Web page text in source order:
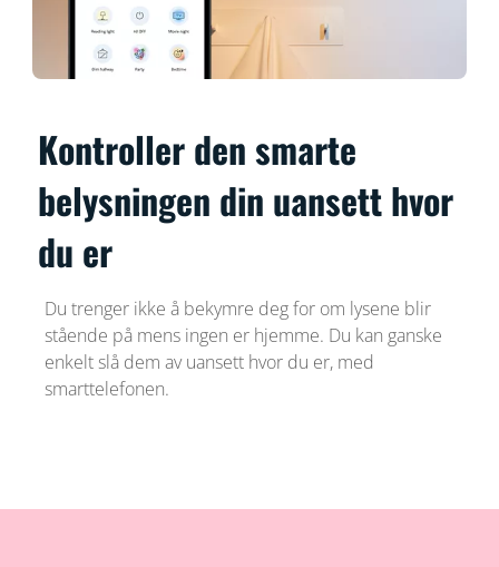
Kontroller den smarte
belysningen din uansett hvor
du er
Du trenger ikke å bekymre deg for om lysene blir
stående på mens ingen er hjemme. Du kan ganske
enkelt slå dem av uansett hvor du er, med
smarttelefonen.